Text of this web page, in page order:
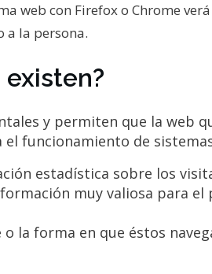
web con Firefox o Chrome
a la persona.
y permiten que la
el funcionamiento de
estadística sobre los
muy valiosa para
la forma en que éstos